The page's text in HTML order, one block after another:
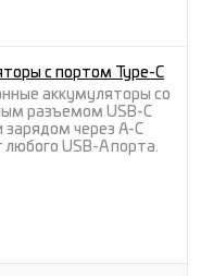
с портом Type-C
аккумуляторы со
разъемом USB-C
зарядом через A-C
любого USB-A порта.